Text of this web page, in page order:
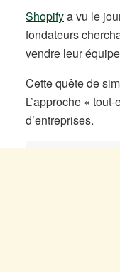
Shopifya vu le
fondateurs
vendre leur
Cette quête de
L’approche «
d’entreprises.